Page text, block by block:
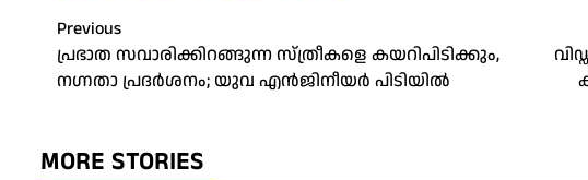
Post
navigation
Previous
പ്രഭാത സവാരിക്കിറങ്ങുന്ന സ്ത്രീകളെ കയറിപിടിക്കും,
നഗ്നതാ പ്രദര്‍ശനം; യുവ എന്‍ജിനീയര്‍ പിടിയില്‍
MORE STORIES